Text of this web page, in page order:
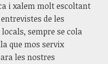
i xalem molt escoltant
de les
sempre se cola
que mos servix
les nostres